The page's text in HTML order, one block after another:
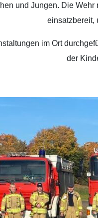
und Jungen. Die
einsatzbereit,
im Ort
der